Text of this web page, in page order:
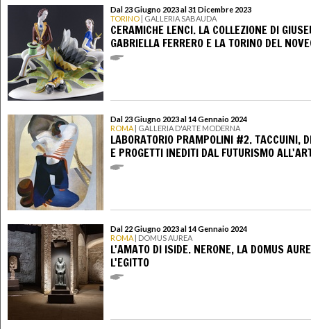
Dal 23 Giugno 2023 al 31 Dicembre 2023
TORINO | GALLERIA SABAUDA
CERAMICHE LENCI. LA COLLEZIONE DI
GABRIELLA FERRERO E LA TORINO DEL
Dal 23 Giugno 2023 al 14 Gennaio 2024
ROMA | GALLERIA D'ARTE MODERNA
LABORATORIO PRAMPOLINI #2. TACCUINI,
E PROGETTI INEDITI DAL FUTURISMO
Dal 22 Giugno 2023 al 14 Gennaio 2024
ROMA | DOMUS AUREA
L'AMATO DI ISIDE. NERONE, LA DOMUS
L'EGITTO